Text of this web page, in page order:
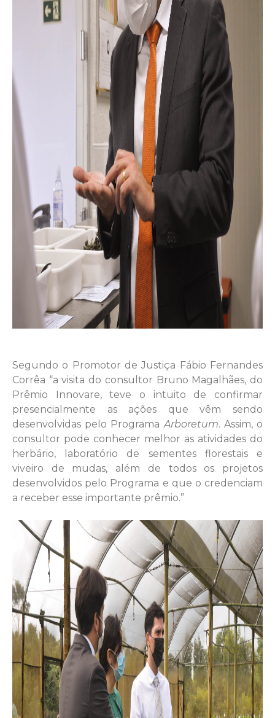
Segundo o Promotor de Justiça Fábio Fernandes
Corrêa “a visita do consultor Bruno Magalhães, do
Prêmio Innovare, teve o intuito de confirmar
presencialmente as ações que vêm sendo
desenvolvidas pelo ProgramaArboretum. Assim, o
consultor pode conhecer melhor as atividades do
herbário, laboratório de sementes florestais e
viveiro de mudas, além de todos os projetos
desenvolvidos pelo Programa e que o credenciam
a receber esse importante prêmio.”